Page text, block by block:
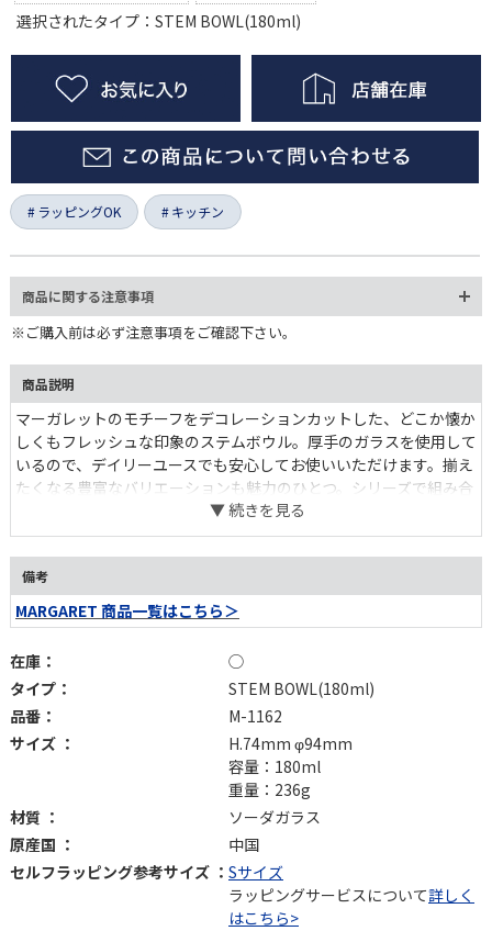
選択されたタイプ：STEM BOWL(180ml)
ラッピングOK キッチン
商品に関する注意事項
※ご購入前は必ず注意事項をご確認下さい。
商品説明
マーガレットのモチーフをデコレーションカットした、どこか懐か
しくもフレッシュな印象のステムボウル。厚手のガラスを使用して
いるので、デイリーユースでも安心してお使いいただけます。揃え
たくなる豊富なバリエーションも魅力のひとつ。シリーズで組み合
わせることで、統一感のある華やかなテーブルコーディネートを愉
しめます。
備考
MARGARET 商品一覧はこちら＞
在庫：
◯
タイプ：
STEM BOWL(180ml)
品番：
M-1162
サイズ ：
H.74mm φ94mm
容量：180ml
重量：236g
材質 ：
ソーダガラス
原産国 ：
中国
セルフラッピング参考サイズ ： Sサイズ
ラッピングサービスについて詳しく
はこちら>